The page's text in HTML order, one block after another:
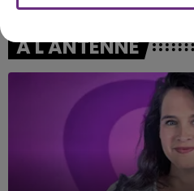
A L'ANTENNE